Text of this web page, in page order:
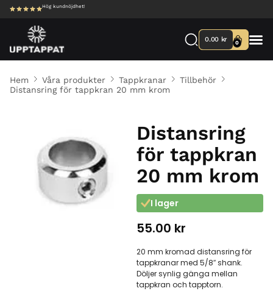
Hög kundnöjdhet!
0.00 kr 0
Hem Våra produkter Tappkranar
Tillbehör
Distansring för tappkran 20 mm krom
Distansring
för tappkran
20 mm krom
I lager
55.00 kr
20 mm kromad distansring för
tappkranar med 5/8″ shank.
Döljer synlig gänga mellan
tappkran och tapptorn.